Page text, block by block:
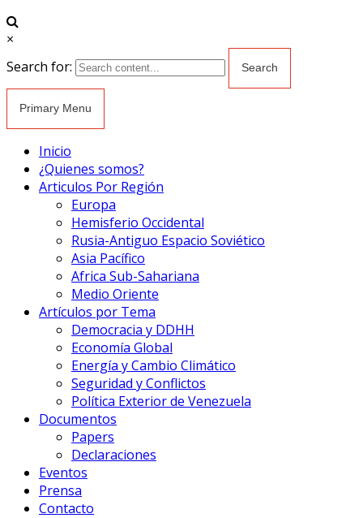
×
Search for:
Primary Menu
Inicio
¿Quienes somos?
Articulos Por Región
Europa
Hemisferio Occidental
Rusia-Antiguo Espacio Soviético
Asia Pacífico
Africa Sub-Sahariana
Medio Oriente
Artículos por Tema
Democracia y DDHH
Economía Global
Energía y Cambio Climático
Seguridad y Conflictos
Política Exterior de Venezuela
Documentos
Papers
Declaraciones
Eventos
Prensa
Contacto